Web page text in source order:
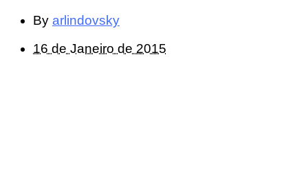
By arlindovsky
16 de Janeiro de 2015